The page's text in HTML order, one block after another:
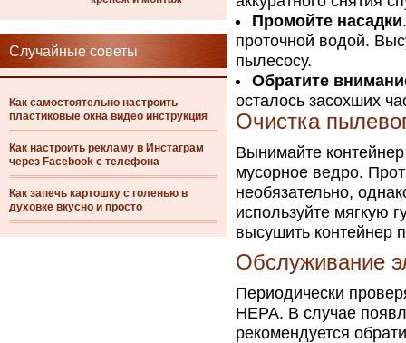
Случайные советы
Как самостоятельно настроить
пластиковые окна видео инструкция
Как настроить рекламу в Инстаграм
через Facebook с телефона
Как запечь картошку с голенью в
духовке вкусно и просто
Промойте насадки
проточной водой.
пылесосу.
Обратите
осталось засохших
Очистка
Вынимайте
мусорное ведро.
необязательно,
используйте мягкую
высушить контейнер
Обслуживание
Периодически
HEPA. В случае
рекомендуется